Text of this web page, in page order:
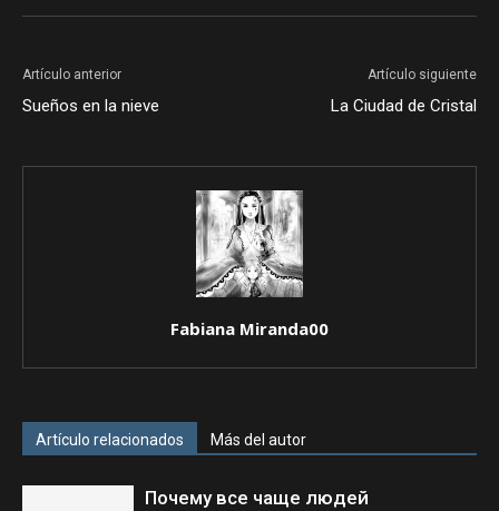
Artículo anterior
Sueños en la nieve
Artículo siguiente
La Ciudad de Cristal
Fabiana Miranda00
Artículo relacionados Más del autor
Почему все чаще людей